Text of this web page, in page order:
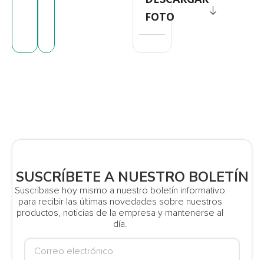
FOTO
SUSCRÍBETE A NUESTRO BOLETÍN
Suscríbase hoy mismo a nuestro boletín informativo
para recibir las últimas novedades sobre nuestros
productos, noticias de la empresa y mantenerse al
día.